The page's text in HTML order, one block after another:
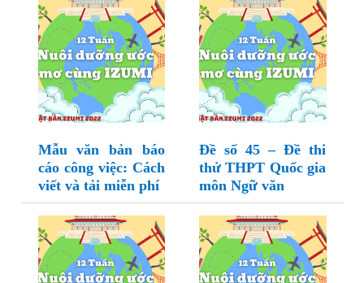
Mẫu văn bản báo
cáo công việc: Cách
viết và tải miễn phí
Đề số 45 – Đề thi
thử THPT Quốc gia
môn Ngữ văn